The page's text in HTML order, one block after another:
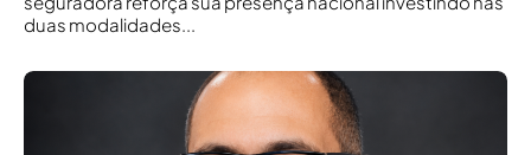
duas modalidades...